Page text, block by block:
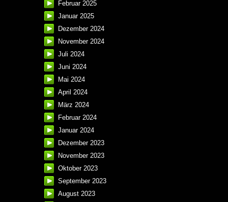
Februar 2025
Januar 2025
Dezember 2024
November 2024
Juli 2024
Juni 2024
Mai 2024
April 2024
März 2024
Februar 2024
Januar 2024
Dezember 2023
November 2023
Oktober 2023
September 2023
August 2023